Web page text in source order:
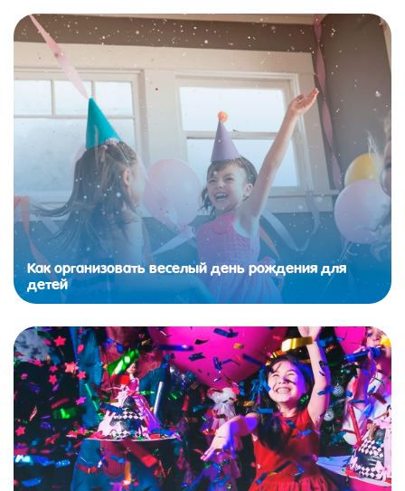
Как организовать веселый день рождения для
детей